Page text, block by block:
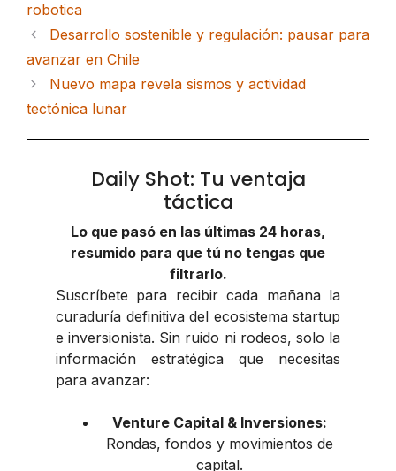
robotica
Desarrollo sostenible y regulación: pausar para
avanzar en Chile
Nuevo mapa revela sismos y actividad
tectónica lunar
Daily Shot: Tu ventaja
táctica
Lo que pasó en las últimas 24 horas,
resumido para que tú no tengas que
filtrarlo.
Suscríbete para recibir cada mañana la
curaduría definitiva del ecosistema startup
e inversionista. Sin ruido ni rodeos, solo la
información estratégica que necesitas
para avanzar:
Venture Capital & Inversiones:
Rondas, fondos y movimientos de
capital.